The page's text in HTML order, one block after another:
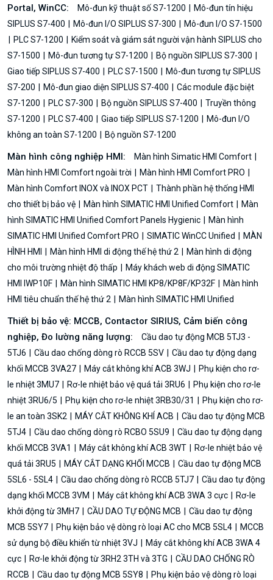
Portal, WinCC:
Mô-đun kỹ thuật số S7-1200
Mô-đun tín hiệu
SIPLUS S7-400
Mô-đun I/O SIPLUS S7-300
Mô-đun I/O S7-1500
PLC S7-1200
Kiểm soát và giám sát người vận hành SIPLUS cho
S7-1500
Mô-đun tương tự S7-1200
Bộ nguồn SIPLUS S7-300
Giao tiếp SIPLUS S7-400
PLC S7-1500
Mô-đun tương tự SIPLUS
S7-200
Mô-đun giao diện SIPLUS S7-400
Các module đặc biệt
S7-1200
PLC S7-300 Bộ nguồn SIPLUS S7-400
Truyền thông
S7-1200
PLC S7-400 Giao tiếp SIPLUS S7-1200
Mô-đun I/O
không an toàn S7-1200
Bộ nguồn S7-1200
Màn hình công nghiệp HMI:
Màn hình Simatic HMI Comfort
Màn hình HMI Comfort ngoài trời
Màn hình HMI Comfort PRO
Màn hình Comfort INOX và INOX PCT
Thành phần hệ thống HMI
cho thiết bị bảo vệ
Màn hình SIMATIC HMI Unified Comfort
Màn
hình SIMATIC HMI Unified Comfort Panels Hygienic
Màn hình
SIMATIC HMI Unified Comfort PRO
SIMATIC WinCC Unified
MÀN
HÌNH HMI
Màn hình HMI di động thế hệ thứ 2
Màn hình di động
cho môi trường nhiệt độ thấp
Máy khách web di động SIMATIC
HMI IWP10F
Màn hình SIMATIC HMI KP8/KP8F/KP32F
Màn hình
HMI tiêu chuẩn thế hệ thứ 2
Màn hình SIMATIC HMI Unified
Thiết bị bảo vệ: MCCB, Contactor SIRIUS, Cảm biến công
nghiệp, Đo lường năng lượng:
Cầu dao tự động MCB 5TJ3 -
5TJ6
Cầu dao chống dòng rò RCCB 5SV
Cầu dao tự động dạng
khối MCCB 3VA27
Máy cắt không khí ACB 3WJ
Phụ kiện cho rơ-
le nhiệt 3MU7
Rơ-le nhiệt bảo vệ quá tải 3RU6
Phụ kiện cho rơ-le
nhiệt 3RU6/5
Phụ kiện cho rơ-le nhiệt 3RB30/31
Phụ kiện cho rơ-
le an toàn 3SK2
MÁY CẮT KHÔNG KHÍ ACB
Cầu dao tự động MCB
5TJ4
Cầu dao chống dòng rò RCBO 5SU9
Cầu dao tự động dạng
khối MCCB 3VA1
Máy cắt không khí ACB 3WT
Rơ-le nhiệt bảo vệ
quá tải 3RU5
MÁY CẮT DẠNG KHỐI MCCB
Cầu dao tự động MCB
5SL6 - 5SL4
Cầu dao chống dòng rò RCCB 5TJ7
Cầu dao tự động
dạng khối MCCB 3VM
Máy cắt không khí ACB 3WA 3 cực
Rơ-le
khởi động từ 3MH7
CẦU DAO TỰ ĐỘNG MCB
Cầu dao tự động
MCB 5SY7
Phụ kiện bảo vệ dòng rò loại AC cho MCB 5SL4
MCCB
sử dụng bộ điều khiển từ nhiệt 3VJ
Máy cắt không khí ACB 3WA 4
cực
Rơ-le khởi động từ 3RH2 3TH và 3TG
CẦU DAO CHỐNG RÒ
RCCB
Cầu dao tự động MCB 5SY8
Phụ kiện bảo vệ dòng rò loại